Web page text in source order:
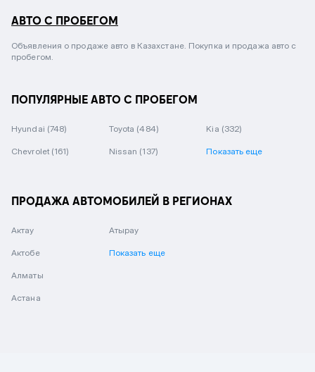
АВТО С ПРОБЕГОМ
Объявления о продаже авто в Казахстане. Покупка и продажа авто с
пробегом.
ПОПУЛЯРНЫЕ АВТО С ПРОБЕГОМ
Hyundai (748) Toyota (484) Kia (332)
Chevrolet (161) Nissan (137) Показать еще
ПРОДАЖА АВТОМОБИЛЕЙ В РЕГИОНАХ
Актау
Актобе
Алматы
Астана
Атырау
Показать еще